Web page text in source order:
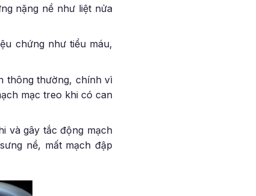
nặng nề như liệt nửa
chứng như tiểu máu,
thông thường, chính vì
mạc treo khi có can
và gây tắc động mạch
nề, mất mạch đập